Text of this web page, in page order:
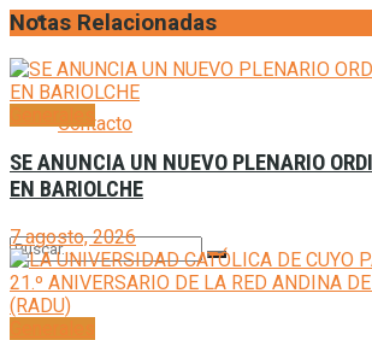
Agenda
Contacto
Notas Relacionadas
SE ANUNCIA UN NUEVO PLENARIO
EN BARIOLCHE
7 agosto, 2026